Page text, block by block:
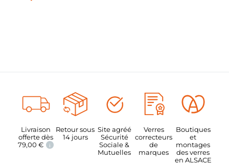
Livraison
offerte dès
79,00€ i
Retour sous
14 jours
Site agréé
Sécurité
Sociale &
Mutuelles
Verres
correcteurs
de
marques
Boutiques
et
montages
des verres
en ALSACE